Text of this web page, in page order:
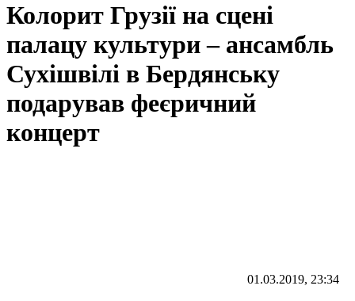
Колорит Грузії на сцені
палацу культури – ансамбль
Сухішвілі в Бердянську
подарував феєричний
концерт
01.03.2019, 23:34